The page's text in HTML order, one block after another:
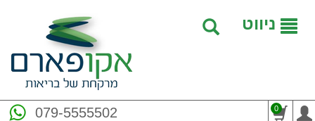
ניווט
079-5555502 0